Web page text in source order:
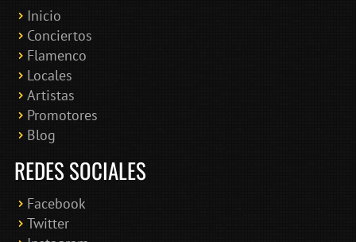
Inicio
Conciertos
Flamenco
Locales
Artistas
Promotores
Blog
REDES SOCIALES
Facebook
Twitter